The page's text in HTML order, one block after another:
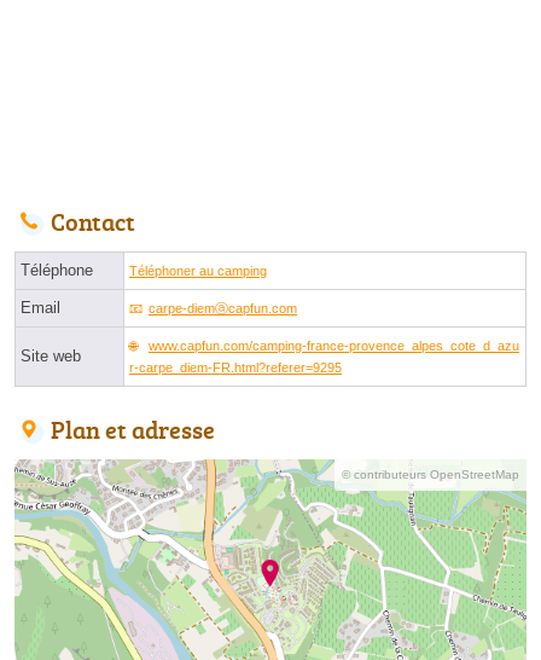
Contact
Téléphone Téléphoner au camping
Email carpe-diemⓐcapfun.com
Site web
www.capfun.com/camping-france-provence_alpes_cote_d_azu
r-carpe_diem-FR.html?referer=9295
Plan et adresse
© contributeurs OpenStreetMap